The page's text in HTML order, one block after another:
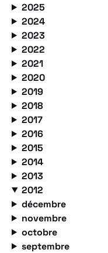
2025
2024
2023
2022
2021
2020
2019
2018
2017
2016
2015
2014
2013
2012
décembre
novembre
octobre
septembre